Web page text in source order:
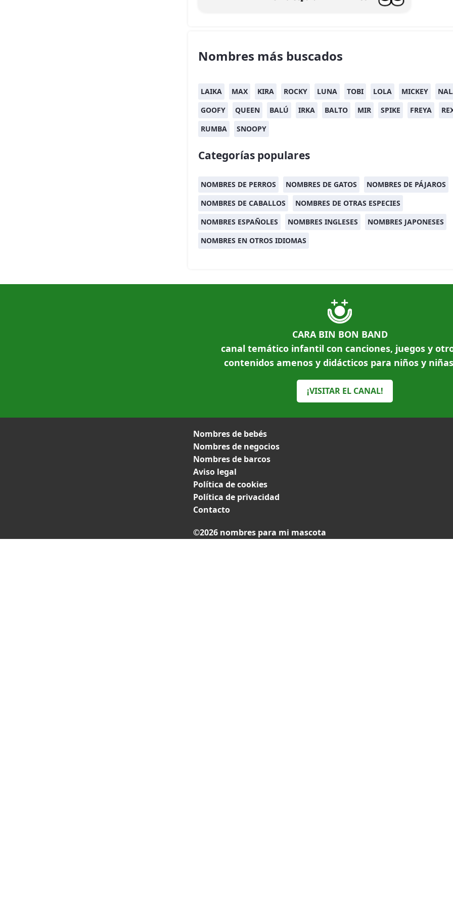
Nombres más buscados
LAIKA MAX KIRA ROCKY LUNA TOBI LOLA MICKEY
GOOFY
QUEEN BALÚ IRKA BALTO MIR SPIKE FREYA
RUMBA
SNOOPY
Categorías populares
NOMBRES DE PERROS NOMBRES DE GATOS
NOMBRES DE PÁJAROS
NOMBRES DE CABALLOS
NOMBRES DE OTRAS ESPECIES
NOMBRES ESPAÑOLES
NOMBRES INGLESES
NOMBRES JAPONESES
NOMBRES EN OTROS IDIOMAS
CARA BIN BON BAND
canal temático infantil con canciones, juegos y
contenidos amenos y didácticos para niños y
¡VISITAR EL CANAL!
Nombres de bebés
Nombres de negocios
Nombres de barcos
Aviso legal
Política de cookies
Política de privacidad
Contacto
©2026 nombres para mi mascota